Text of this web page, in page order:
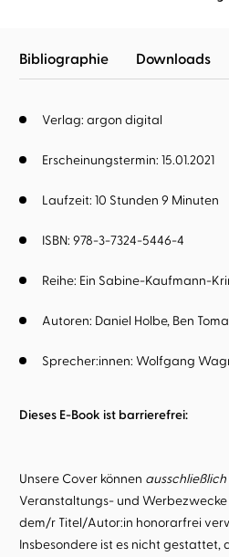
Bibliographie Downloads
Verlag: argon digital
Erscheinungstermin: 15.01.2021
Laufzeit: 10 Stunden 9 Minuten
ISBN: 978-3-7324-5446-4
Reihe: Ein Sabine-Kaufmann-
Autoren: Daniel Holbe Ben
Sprecher:innen: Wolfgang
Dieses E-Book ist barrierefrei:
Unsere Cover können ausschließlich
Veranstaltungs- und
dem/r Titel/Autor:in honorarfrei
Insbesondere ist es nicht gestattet,